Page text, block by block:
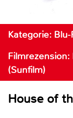
Kategorie: Blu-
(Sunfilm)
House of